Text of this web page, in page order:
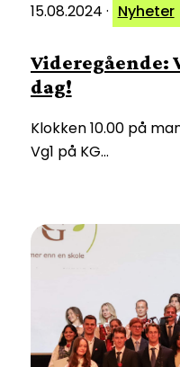
15.08.2024 · Nyheter
Videregående:
dag!
Klokken 10.00 på
Vg1 på KG…